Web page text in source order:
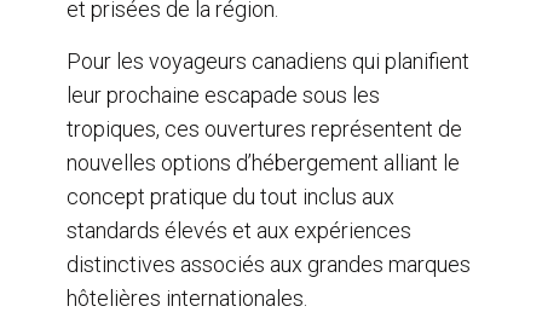
et prisées de la région.
Pour les voyageurs canadiens qui planifient
leur prochaine escapade sous les
tropiques, ces ouvertures représentent de
nouvelles options d’hébergement alliant le
concept pratique du tout inclus aux
standards élevés et aux expériences
distinctives associés aux grandes marques
hôtelières internationales.